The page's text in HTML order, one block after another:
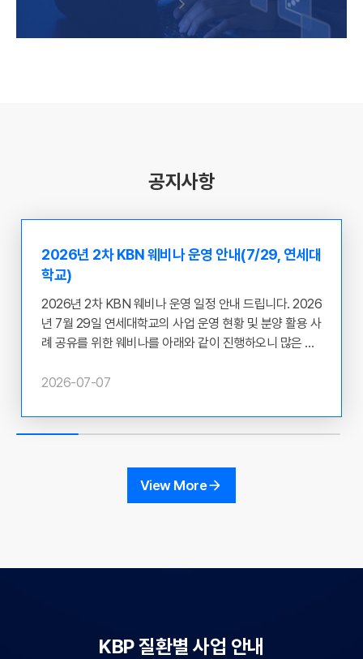
공지사항
2026년 2차 KBN 웨비나 운영 안내(7/29, 연세대
학교)
2026년 2차 KBN 웨비나 운영 일정 안내 드립니다. 2026
년 7월 29일 연세대학교의 사업 운영 현황 및 분양 활용 사
례 공유를 위한 웨비나를 아래와 같이 진행하오니 많은 관
교 ○ 일시 : 2026.07.29(수) 12:00~13:00 ○ 목적 : 질병
공유 ○ 참석 대상 : KBN 참여 기관 연구 책임자 및 실무
자, 인체유래물은행 관련자 및 이용자 ○ 참석 방법 : Zoo
s/j/81057006929?pwd=9gMmC1tVii3iAfdYrSpSvjq
2026-07-07
View More
KBP 질환별 사업 안내